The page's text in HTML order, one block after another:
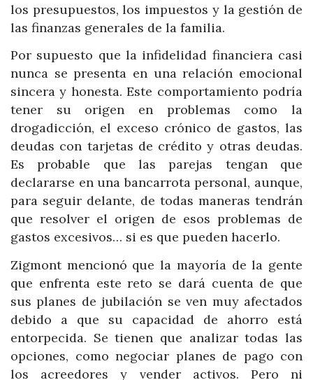
los presupuestos, los impuestos y la gestión de
las finanzas generales de la familia.
Por supuesto que la infidelidad financiera casi
nunca se presenta en una relación emocional
sincera y honesta. Este comportamiento podría
tener su origen en problemas como la
drogadicción, el exceso crónico de gastos, las
deudas con tarjetas de crédito y otras deudas.
Es probable que las parejas tengan que
declararse en una bancarrota personal, aunque,
para seguir delante, de todas maneras tendrán
que resolver el origen de esos problemas de
gastos excesivos… si es que pueden hacerlo.
Zigmont mencionó que la mayoría de la gente
que enfrenta este reto se dará cuenta de que
sus planes de jubilación se ven muy afectados
debido a que su capacidad de ahorro está
entorpecida. Se tienen que analizar todas las
opciones, como negociar planes de pago con
los acreedores y vender activos. Pero ni